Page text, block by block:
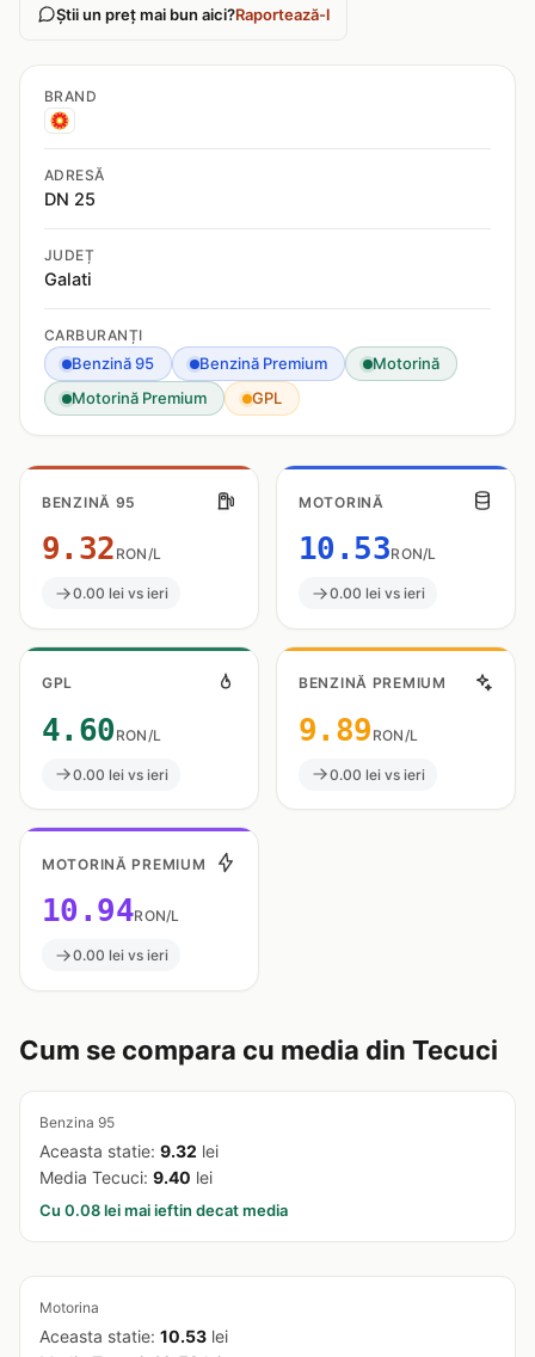
Știi un preț mai bun aici?Raportează-l
BRAND
ADRESĂ
DN 25
JUDEȚ
Galati
CARBURANȚI
Benzină 95 Benzină Premium
Motorină
Motorină Premium
GPL
BENZINĂ 95
9.32 RON/L
0.00 lei vs ieri
MOTORINĂ
10.53RON/L
0.00 lei vs ieri
GPL
4.60 RON/L
0.00 lei vs ieri
BENZINĂ PREMIUM
9.89 RON/L
0.00 lei vs ieri
MOTORINĂ PREMIUM
10.94RON/L
0.00 lei vs ieri
Cum se compara cu media din Tecuci
Benzina 95
Aceasta statie: 9.32 lei
Media Tecuci: 9.40 lei
Cu 0.08 lei mai ieftin decat media
Motorina
Aceasta statie: 10.53 lei